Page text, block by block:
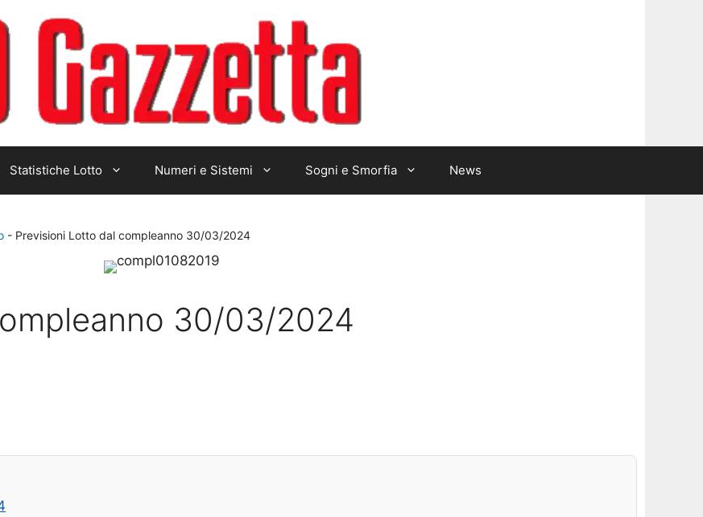
Statistiche Lotto Numeri e Sistemi Sogni e Smorfia News
- Previsioni Lotto dal compleanno 30/03/2024
30/03/2024